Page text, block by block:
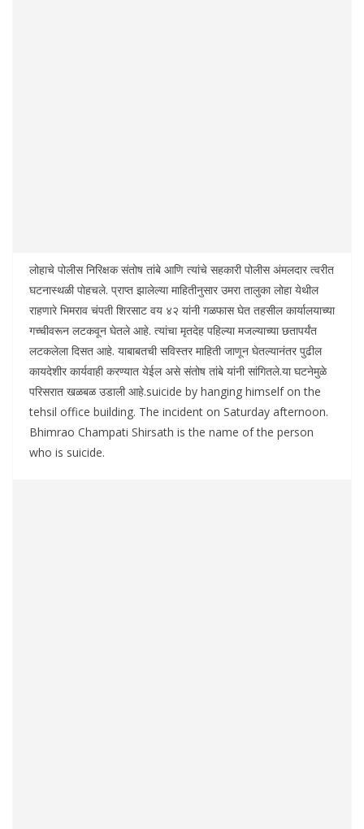
लोहाचे पोलीस निरिक्षक संतोष तांबे आणि त्यांचे सहकारी पोलीस अंमलदार त्वरीत
घटनास्थळी पोहचले. प्राप्त झालेल्या माहितीनुसार उमरा तालुका लोहा येथील
राहणारे भिमराव चंपती शिरसाट वय ४२ यांनी गळफास घेत तहसील कार्यालयाच्या
गच्चीवरून लटकवून घेतले आहे. त्यांचा मृतदेह पहिल्या मजल्याच्या छतापर्यंत
लटकलेला दिसत आहे. याबाबतची सविस्तर माहिती जाणून घेतल्यानंतर पुढील
कायदेशीर कार्यवाही करण्यात येईल असे संतोष तांबे यांनी सांगितले.या घटनेमुळे
परिसरात खळबळ उडाली आहे.suicide by hanging himself on the
tehsil office building. The incident on Saturday afternoon.
Bhimrao Champati Shirsath is the name of the person
who is suicide.